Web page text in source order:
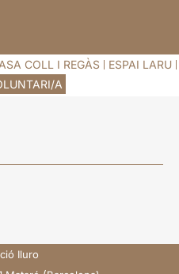
COLL I REGÀS
ESPAI LARU
A
Iluro